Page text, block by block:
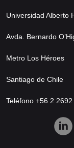
Universidad Alberto
Avda. Bernardo
Metro Los Héroes
Santiago de Chile
Teléfono +56 2